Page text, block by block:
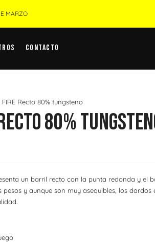
MARZO
Contacto
FIRE Recto 80% tungsteno
Recto 80%
un barril recto con la punta redonda y el
pesos y aunque son muy asequibles, los